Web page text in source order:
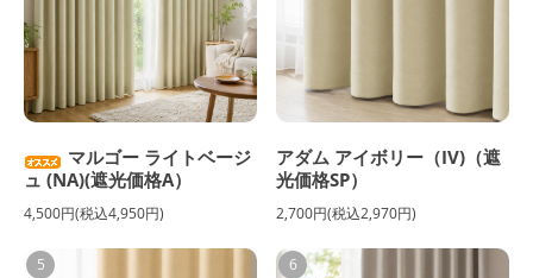
マルゴー ライトベージ
ュ (NA)(遮光価格A）
4,500円(税込4,950円)
アダム アイボリー（IV)（遮
光価格SP）
2,700円(税込2,970円)
5 6